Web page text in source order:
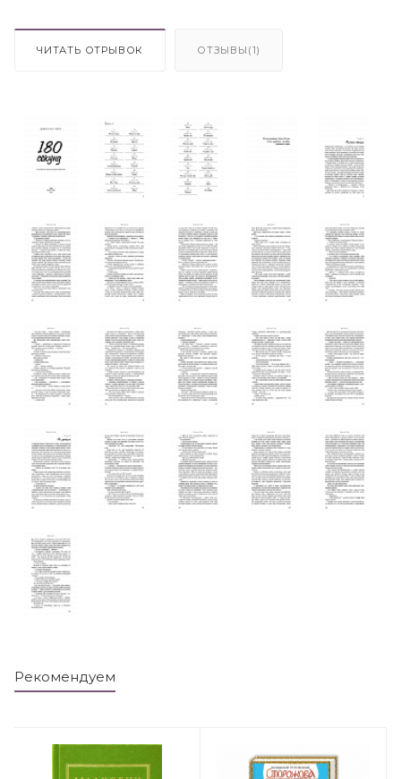
ЧИТАТЬ ОТРЫВОК ОТЗЫВЫ(1)
Рекомендуем